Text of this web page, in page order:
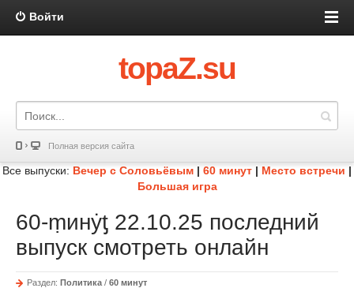
Войти
topaZ.su
Полная версия сайта
Все выпуски: Вечер с Соловьёвым | 60 минут | Место встречи |
Большая игра
60-ṃинẏƫ 22.10.25 последний
выпуск смотреть онлайн
Раздел: Политика / 60 минут